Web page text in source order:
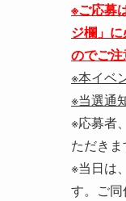
※ご応募
ジ欄」に
のでご注
※本イベ
※当選通
※応募者
ただきま
※当日は
す。ご同